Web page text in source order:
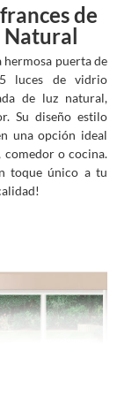
de
Natural
puerta de
luces de vidrio
de luz natural,
Su diseño estilo
una opción ideal
comedor o cocina.
toque único a tu